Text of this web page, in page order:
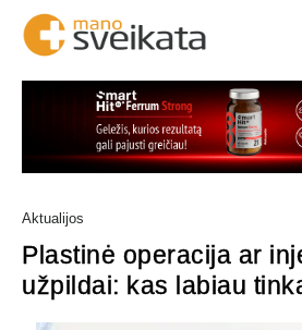
Aktualijos
Plastinė operacija ar
užpildai: kas labiau